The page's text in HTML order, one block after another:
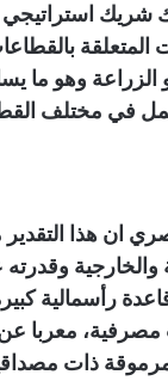
شريك
المتعلقة
و الزراعة وهو
في مختلف
ان هذا
والخارجية
رأسمالية
معربا عن
ذات